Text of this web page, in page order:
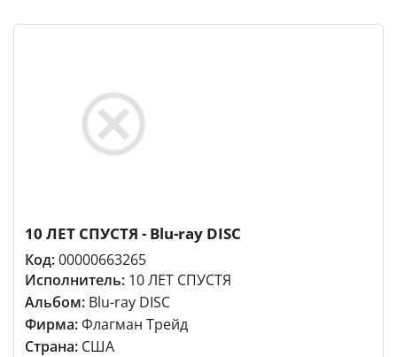
10 ЛЕТ СПУСТЯ - Blu-ray DISC
Код:00000663265
Исполнитель: 10 ЛЕТ СПУСТЯ
Альбом: Blu-ray DISC
Фирма:Флагман Трейд
Страна: США